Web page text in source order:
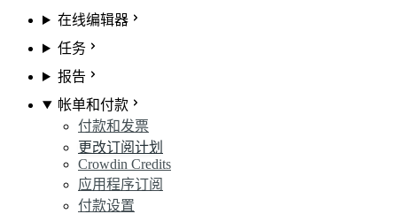
在线编辑器
任务
报告
帐单和付款
付款和发票
更改订阅计划
Crowdin Credits
应用程序订阅
付款设置